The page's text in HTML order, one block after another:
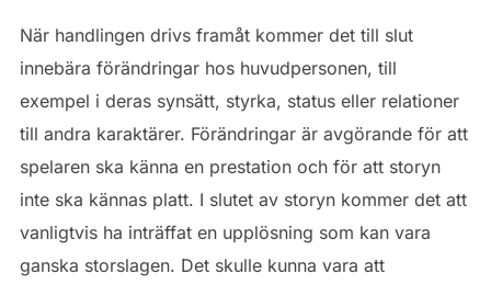
När handlingen drivs framåt kommer det till slut
innebära förändringar hos huvudpersonen, till
exempel i deras synsätt, styrka, status eller relationer
till andra karaktärer. Förändringar är avgörande för att
spelaren ska känna en prestation och för att storyn
inte ska kännas platt. I slutet av storyn kommer det att
vanligtvis ha inträffat en upplösning som kan vara
ganska storslagen. Det skulle kunna vara att